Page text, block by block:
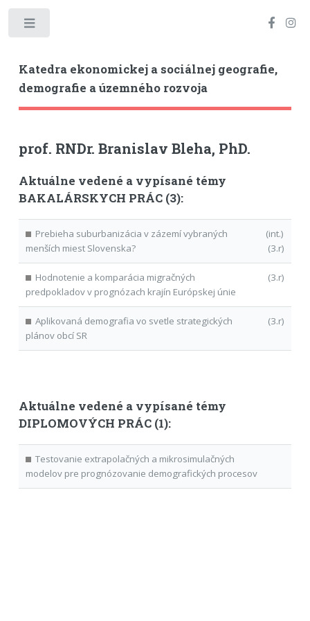
Katedra ekonomickej a sociálnej geografie,
demografie a územného rozvoja
prof. RNDr. Branislav Bleha, PhD.
Aktuálne vedené a vypísané témy
BAKALÁRSKYCH PRÁC (3):
Prebieha suburbanizácia v zázemí vybraných
menších miest Slovenska?
(int.)
(3.r)
Hodnotenie a komparácia migračných
predpokladov v prognózach krajín Európskej únie
(3.r)
Aplikovaná demografia vo svetle strategických
plánov obcí SR
(3.r)
Aktuálne vedené a vypísané témy
DIPLOMOVÝCH PRÁC (1):
Testovanie extrapolačných a mikrosimulačných
modelov pre prognózovanie demografických procesov